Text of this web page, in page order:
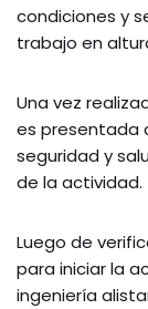
condiciones y
trabajo en
Una vez
es presentada
seguridad y
de la actividad.
Luego de
para iniciar la
ingeniería